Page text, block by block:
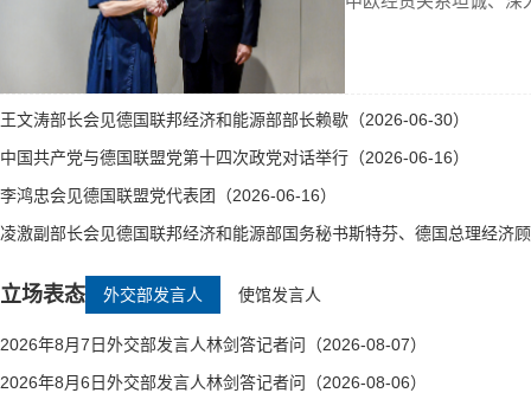
王文涛部长会见德国联邦经济和能源部部长赖歇（2026-06-30）
中国共产党与德国联盟党第十四次政党对话举行（2026-06-16）
李鸿忠会见德国联盟党代表团（2026-06-16）
凌激副部长会见德国联邦经济和能源部国务秘书斯特芬、德国总理经济
立场表态 外交部发言人 使馆发言人
2026年8月7日外交部发言人林剑答记者问（2026-08-07）
2026年8月6日外交部发言人林剑答记者问（2026-08-06）